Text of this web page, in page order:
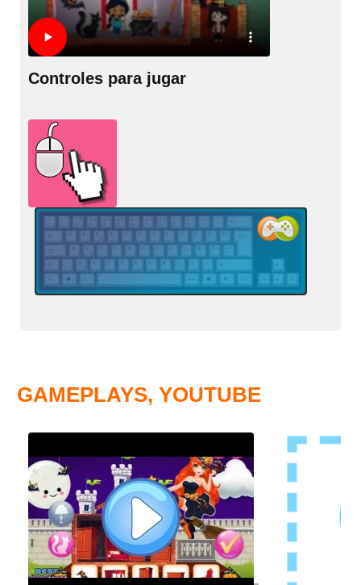
Controles para jugar
GAMEPLAYS, YOUTUBE